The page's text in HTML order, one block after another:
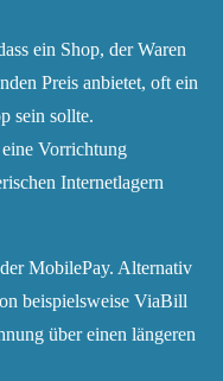
ein Shop, der Waren
Preis anbietet, oft ein
sein sollte.
Vorrichtung
Internetlagern
MobilePay. Alternativ
beispielsweise ViaBill
über einen längeren